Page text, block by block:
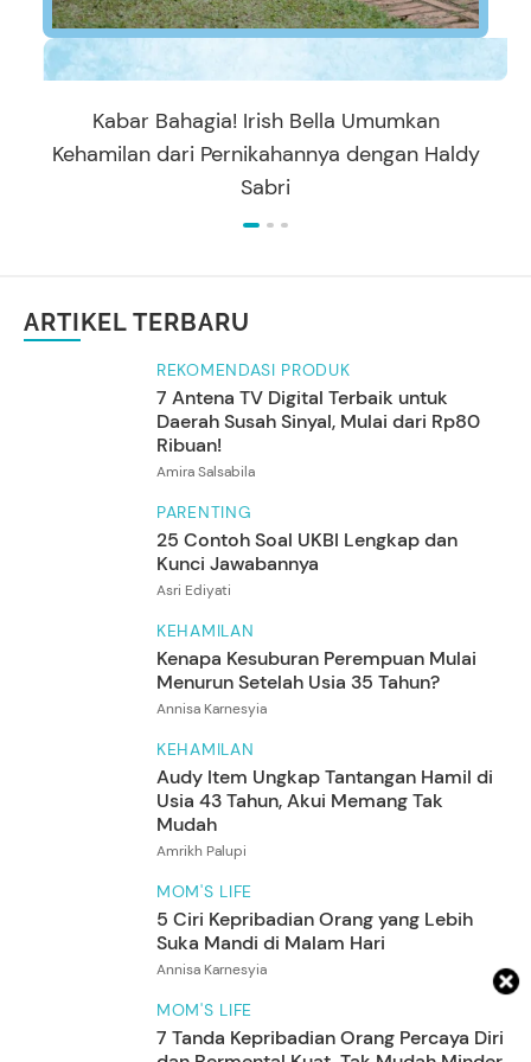
Kabar Bahagia! Irish Bella Umumkan
Kehamilan dari Pernikahannya dengan Haldy
Sabri
ARTIKEL TERBARU
REKOMENDASI PRODUK
7 Antena TV Digital Terbaik untuk
Daerah Susah Sinyal, Mulai dari Rp80
Ribuan!
Amira Salsabila
PARENTING
25 Contoh Soal UKBI Lengkap dan
Kunci Jawabannya
Asri Ediyati
KEHAMILAN
Kenapa Kesuburan Perempuan Mulai
Menurun Setelah Usia 35 Tahun?
Annisa Karnesyia
KEHAMILAN
Audy Item Ungkap Tantangan Hamil di
Usia 43 Tahun, Akui Memang Tak
Mudah
Amrikh Palupi
MOM'S LIFE
5 Ciri Kepribadian Orang yang Lebih
Suka Mandi di Malam Hari
Annisa Karnesyia
MOM'S LIFE
7 Tanda Kepribadian Orang Percaya Diri